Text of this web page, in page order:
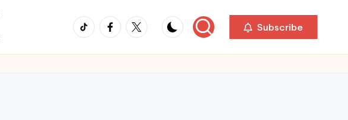
TikTokFacebook
Twitter Subscribe